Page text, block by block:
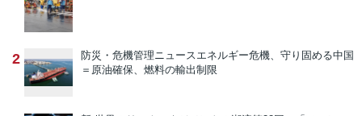
2 防災・危機管理ニュースエネルギー危機、守り固める中国
＝原油確保、燃料の輸出制限